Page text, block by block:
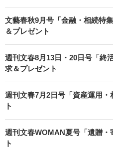
文藝春秋9月号「金融・相続特
＆プレゼント
週刊文春8月13日・20日号「終
求＆プレゼント
週刊文春7月2日号「資産運用
ト
週刊文春WOMAN夏号「遺贈
ト